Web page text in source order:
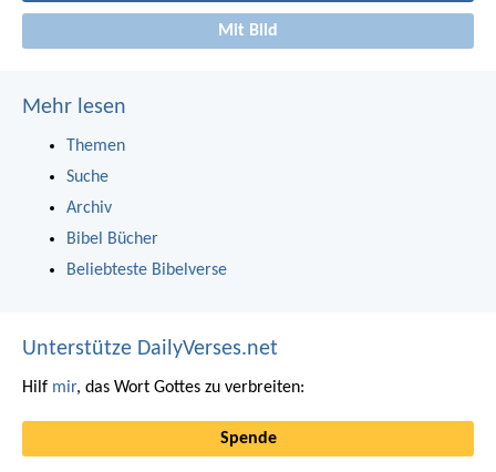
Mit Bild
Mehr lesen
Themen
Suche
Archiv
Bibel Bücher
Beliebteste Bibelverse
Unterstütze DailyVerses.net
Hilf mir, das Wort Gottes zu verbreiten:
Spende